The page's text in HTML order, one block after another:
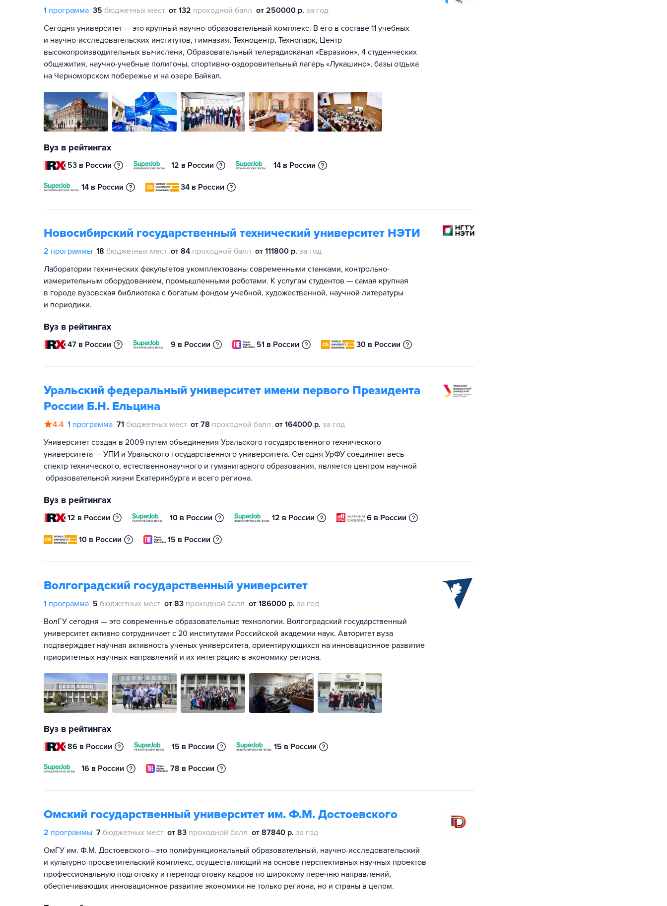
1 программа 35 бюджетных мест от 132 проходной балл от 250000 р. за год
Сегодня университет — это крупный научно-образовательный комплекс. В его в составе 11 учебных
и научно-исследовательских институтов, гимназия, Техноцентр, Технопарк, Центр
высокопроизводительных вычислени, Образовательный телерадиоканал «Евразион», 4 студенческих
общежития, научно-учебные полигоны, спортивно-оздоровительный лагерь «Лукашино», базы отдыха
на Черноморском побережье и на озере Байкал.
Вуз в рейтингах
53 в России 12 в России 14 в России
14 в России 34 в России
Новосибирский государственный технический университет НЭТИ
2 программы 18 бюджетных мест от 84 проходной балл от 111800 р. за год
Лаборатории технических факультетов укомплектованы современными станками, контрольно-
измерительным оборудованием, промышленными роботами. К услугам студентов — самая крупная
в городе вузовская библиотека с богатым фондом учебной, художественной, научной литературы
и периодики.
Вуз в рейтингах
47 в России 9 в России 51 в России 30 в России
Уральский федеральный университет имени первого Президента
России Б.Н. Ельцина
4.4 1 программа 71 бюджетных мест от 78 проходной балл от 164000 р. за год
Университет создан в 2009 путем объединения Уральского государственного технического
университета — УПИ и Уральского государственного университета. Сегодня УрФУ соединяет весь
спектр технического, естественнонаучного и гуманитарного образования, является центром научной
образовательной жизни Екатеринбурга и всего региона.
Вуз в рейтингах
12 в России 10 в России 12 в России 6 в России
10 в России 15 в России
Волгоградский государственный университет
1 программа 5 бюджетных мест от 83 проходной балл от 186000 р. за год
ВолГУ сегодня — это современные образовательные технологии. Волгоградский государственный
университет активно сотрудничает с 20 институтами Российской академии наук. Авторитет вуза
подтверждает научная активность ученых университета, ориентирующихся на инновационное развитие
приоритетных научных направлений и их интеграцию в экономику региона.
Вуз в рейтингах
86 в России 15 в России 15 в России
16 в России 78 в России
Омский государственный университет им. Ф.М. Достоевского
2 программы 7 бюджетных мест от 83 проходной балл от 87840 р. за год
ОмГУ им. Ф.М. Достоевского—это полифункциональный образовательный, научно-исследовательский
и культурно-просветительский комплекс, осуществляющий на основе перспективных научных проектов
профессиональную подготовку и переподготовку кадров по широкому перечню направлений,
обеспечивающих инновационное развитие экономики не только региона, но и страны в целом.